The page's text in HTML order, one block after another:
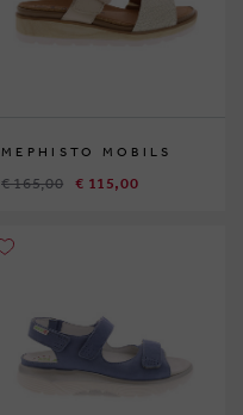
MEPHISTO MOBILS
€ 165,00 € 115,00